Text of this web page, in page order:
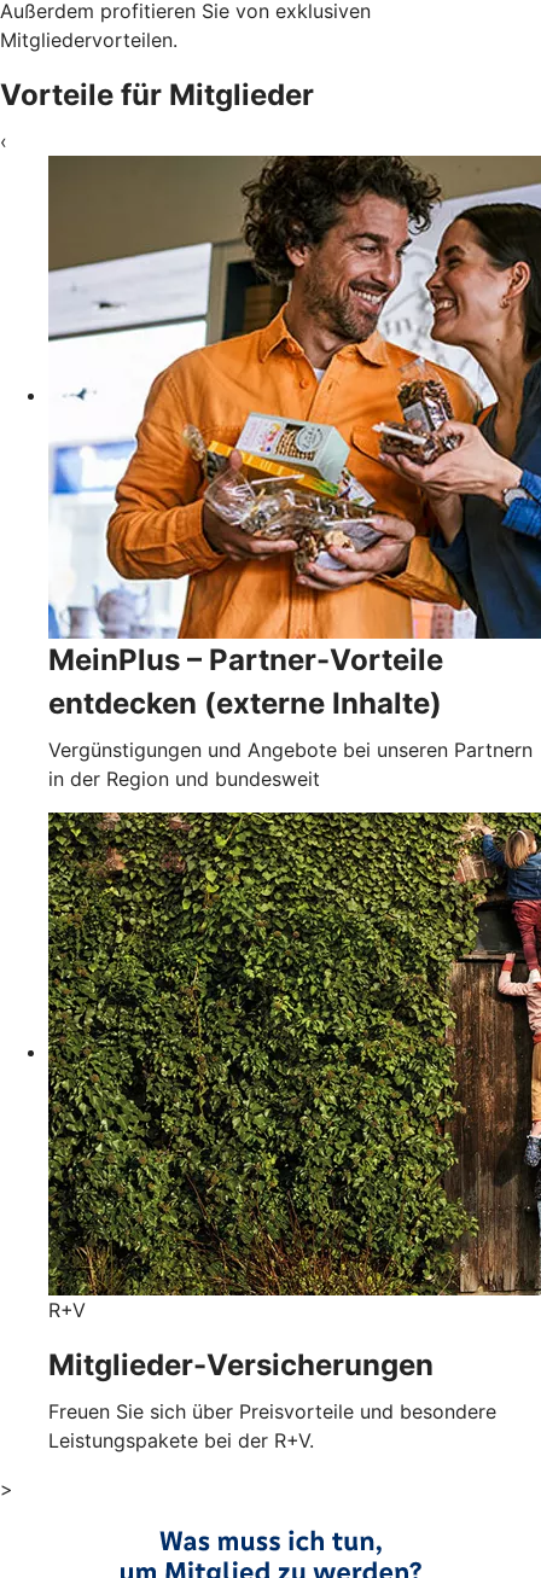
Außerdem profitieren Sie von exklusiven
Mitgliedervorteilen.
Vorteile für Mitglieder
‹
MeinPlus – Partner-Vorteile
entdecken (externe Inhalte)
Vergünstigungen und Angebote bei unseren Partnern
in der Region und bundesweit
R+V
Mitglieder-Versicherungen
Freuen Sie sich über Preisvorteile und besondere
Leistungspakete bei der R+V.
>